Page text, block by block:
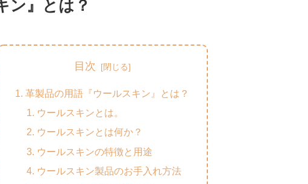
ン』とは？
目次
革製品の用語『ウールスキン』とは？
ウールスキンとは。
ウールスキンとは何か？
ウールスキンの特徴と用途
ウールスキン製品のお手入れ方法